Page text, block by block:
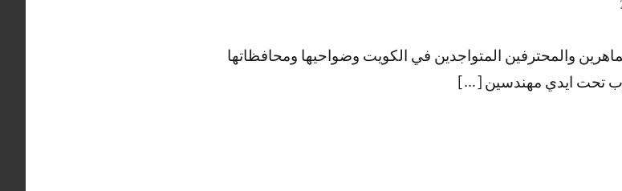
تعليقات
والمحترفين المتواجدين في الكويت وضواحيها ومحافظاتها
تحت ايدي مهندسين […]